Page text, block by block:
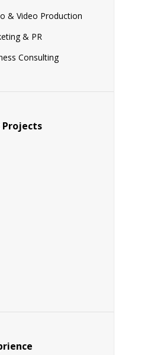
& Video Production
& PR
Consulting
Projects